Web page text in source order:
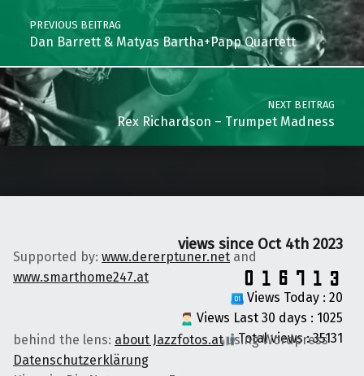
PREVIOUS BEITRAG
Dan Barrett & Matyas Bartha+Papp Quartett
NEXT BEITRAG
Rex Richardson – Trumpet Madness
Supported by: www.dererptuner.net and
www.smarthome247.at
behind the lens: about Jazzfotos.atusing Wordpress
Datenschutzerklärung
views since Oct 4th 2023
Views Today : 20
Views Last 30 days : 1025
Total views : 35131